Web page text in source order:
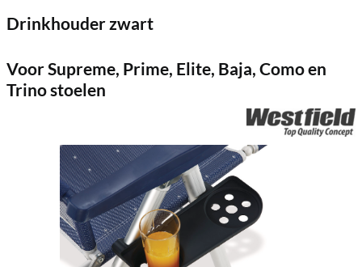
Drinkhouder zwart
Voor Supreme, Prime, Elite, Baja, Como en
Trino stoelen